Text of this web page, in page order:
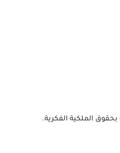
الملكية الفكرية.